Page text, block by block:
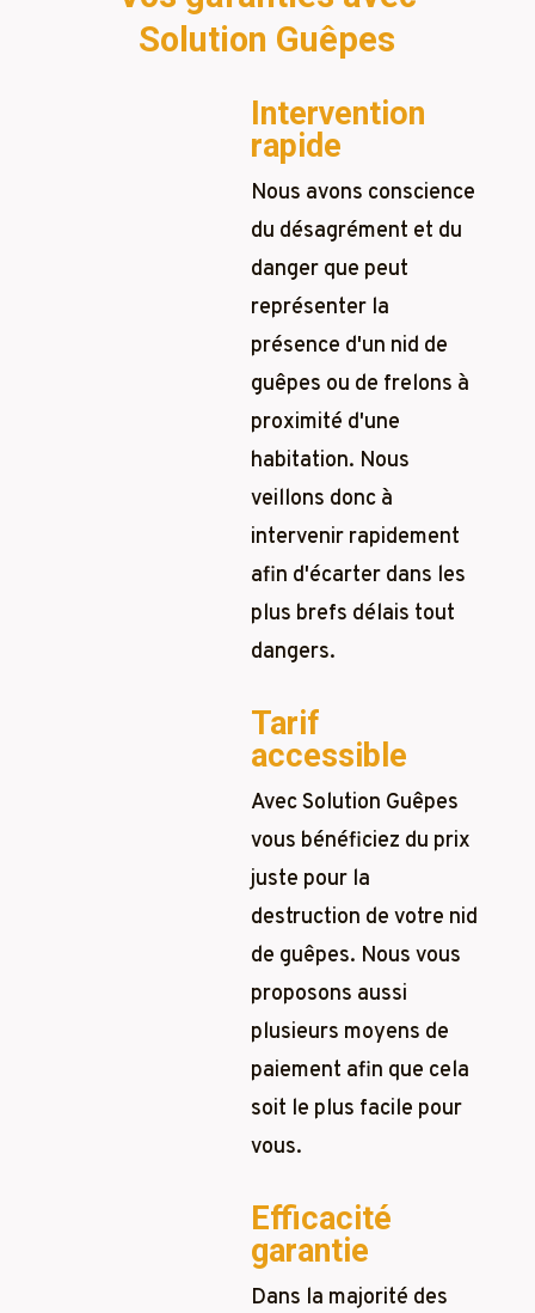
Solution Guêpes
Intervention
rapide
Nous avons conscience
du désagrément et du
danger que peut
représenter la
présence d'un nid de
guêpes ou de frelons à
proximité d'une
habitation. Nous
veillons donc à
intervenir rapidement
afin d'écarter dans les
plus brefs délais tout
dangers.
Tarif
accessible
Avec Solution Guêpes
vous bénéficiez du prix
juste pour la
destruction de votre nid
de guêpes. Nous vous
proposons aussi
plusieurs moyens de
paiement afin que cela
soit le plus facile pour
vous.
Efficacité
garantie
Dans la majorité des